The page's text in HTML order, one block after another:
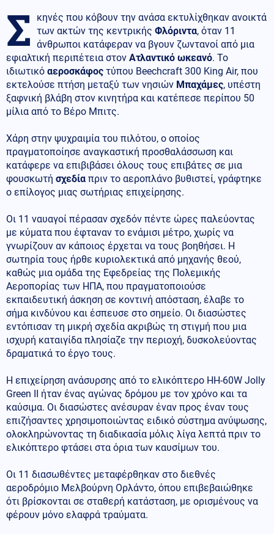
Σ
κηνές που κόβουν την ανάσα εκτυλίχθηκαν ανοικτά
των ακτών της κεντρικής Φλόριντα, όταν 11
άνθρωποι κατάφεραν να βγουν ζωντανοί από μια
εφιαλτική περιπέτεια στον Ατλαντικό ωκεανό. Το
ιδιωτικό αεροσκάφος τύπου Beechcraft 300 King Air, που
εκτελούσε πτήση μεταξύ των νησιών Μπαχάμες, υπέστη
ξαφνική βλάβη στον κινητήρα και κατέπεσε περίπου 50
μίλια από το Βέρο Μπιτς.
Χάρη στην ψυχραιμία του πιλότου, ο οποίος
πραγματοποίησε αναγκαστική προσθαλάσσωση και
κατάφερε να επιβιβάσει όλους τους επιβάτες σε μια
φουσκωτή σχεδία πριν το αεροπλάνο βυθιστεί, γράφτηκε
ο επίλογος μιας σωτήριας επιχείρησης.
Οι 11 ναυαγοί πέρασαν σχεδόν πέντε ώρες παλεύοντας
με κύματα που έφταναν το ενάμισι μέτρο, χωρίς να
γνωρίζουν αν κάποιος έρχεται να τους βοηθήσει. Η
σωτηρία τους ήρθε κυριολεκτικά από μηχανής θεού,
καθώς μια ομάδα της Εφεδρείας της Πολεμικής
Αεροπορίας των ΗΠΑ, που πραγματοποιούσε
εκπαιδευτική άσκηση σε κοντινή απόσταση, έλαβε το
σήμα κινδύνου και έσπευσε στο σημείο. Οι διασώστες
εντόπισαν τη μικρή σχεδία ακριβώς τη στιγμή που μια
ισχυρή καταιγίδα πλησίαζε την περιοχή, δυσκολεύοντας
δραματικά το έργο τους.
Η επιχείρηση ανάσυρσης από το ελικόπτερο HH-60W Jolly
Green II ήταν ένας αγώνας δρόμου με τον χρόνο και τα
καύσιμα. Οι διασώστες ανέσυραν έναν προς έναν τους
επιζήσαντες χρησιμοποιώντας ειδικό σύστημα ανύψωσης,
ολοκληρώνοντας τη διαδικασία μόλις λίγα λεπτά πριν το
ελικόπτερο φτάσει στα όρια των καυσίμων του.
Οι 11 διασωθέντες μεταφέρθηκαν στο διεθνές
αεροδρόμιο Μελβούρνη Ορλάντο, όπου επιβεβαιώθηκε
ότι βρίσκονται σε σταθερή κατάσταση, με ορισμένους να
φέρουν μόνο ελαφρά τραύματα.